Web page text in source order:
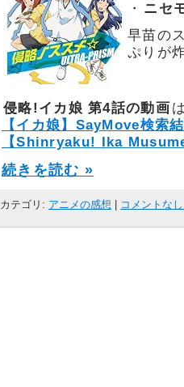
・ ニセ
早苗の
ぷりが
侵略!イカ娘 第4話の動画
【イカ娘】SayMove検索
【Shinryaku! Ika
続きを読む »
カテゴリ: アニメの感想 コメントな